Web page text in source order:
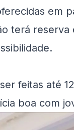
em
terá
feitas até
boa com